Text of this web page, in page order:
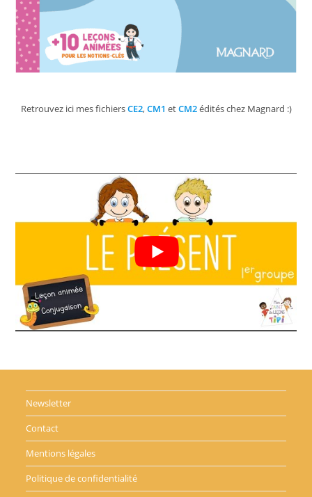
Retrouvez ici mes fichiersCE2,CM1 etCM2édités chez Magnard :)
Newsletter
Contact
Mentions légales
Politique de confidentialité